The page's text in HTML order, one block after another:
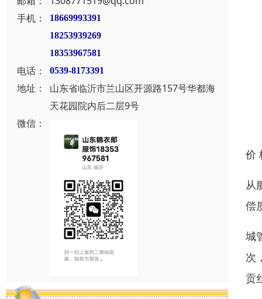
手机：
18669993391
18253939269
18353967581
电话： 0539-8173391
地址：
山东省临沂市兰山区开源路157号华都海
天花园院内后二层9号
微信：
价
从
偿
城
次
贡